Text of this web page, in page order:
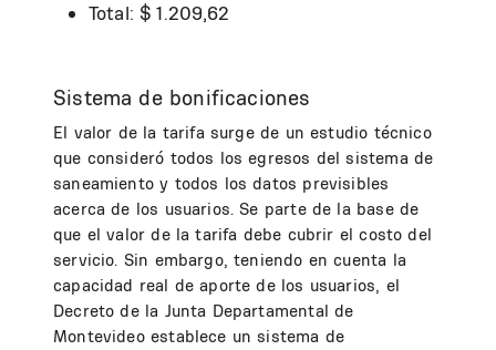
Total: $ 1.209,62
Sistema de bonificaciones
El valor de la tarifa surge de un estudio técnico
que consideró todos los egresos del sistema de
saneamiento y todos los datos previsibles
acerca de los usuarios. Se parte de la base de
que el valor de la tarifa debe cubrir el costo del
servicio. Sin embargo, teniendo en cuenta la
capacidad real de aporte de los usuarios, el
Decreto de la Junta Departamental de
Montevideo establece un sistema de